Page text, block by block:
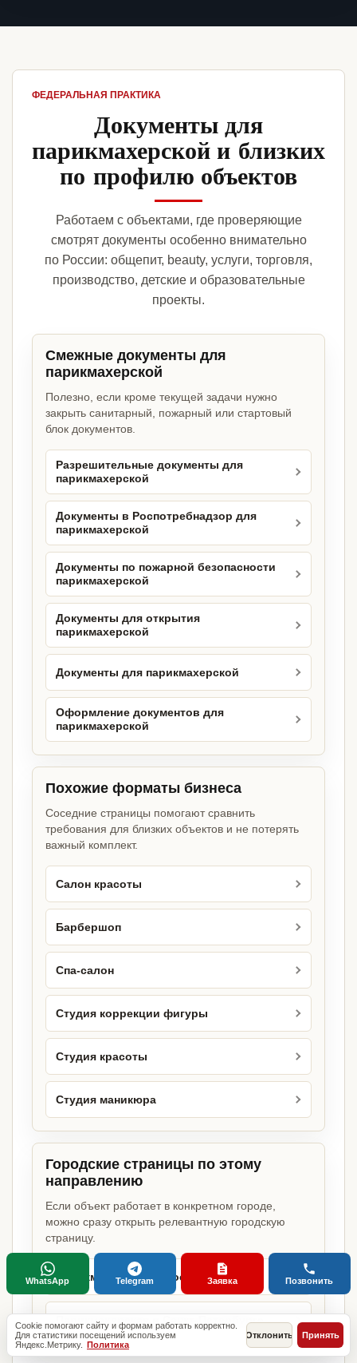
ФЕДЕРАЛЬНАЯ ПРАКТИКА
Документы для
парикмахерской и близких
по профилю объектов
Работаем с объектами, где проверяющие
смотрят документы особенно внимательно
по России: общепит, beauty, услуги, торговля,
производство, детские и образовательные
проекты.
Смежные документы для
парикмахерской
Полезно, если кроме текущей задачи нужно
закрыть санитарный, пожарный или стартовый
блок документов.
Разрешительные документы для
парикмахерской
Документы в Роспотребнадзор для
парикмахерской
Документы по пожарной безопасности
парикмахерской
Документы для открытия
парикмахерской
Документы для парикмахерской
Оформление документов для
парикмахерской
Похожие форматы бизнеса
Соседние страницы помогают сравнить
требования для близких объектов и не потерять
важный комплект.
Салон красоты
Барбершоп
Спа-салон
Студия коррекции фигуры
Студия красоты
Студия маникюра
Городские страницы по этому
направлению
Если объект работает в конкретном городе,
можно сразу открыть релевантную городскую
страницу.
Парикмахерская в Москве
Парикмахерская в Санкт-Петербурге
Cookie помогают сайту и формам работать корректно.
Для статистики посещений используем
Яндекс.Метрику. Политика
Отклонить Принять
WhatsApp Telegram Заявка Позвонить